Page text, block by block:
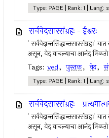
Type: PAGE | Rank: 1 | Lang:
सर्ववेदसारसंग्रहः - ईश्वरः
' सर्ववेदान्तसिद्धान्तसारसंग्रहः'
असून, वेद वाचल्याचा आनंद
Tags: ved, पुस्तक, वेद,
Type: PAGE | Rank: 1 | Lang:
सर्ववेदसारसंग्रहः -
' सर्ववेदान्तसिद्धान्तसारसंग्रहः'
असून, वेद वाचल्याचा आनंद